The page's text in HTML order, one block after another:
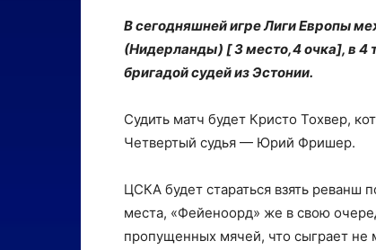
В сегодняшней игре Лиги Европы
(Нидерланды) [ 3 место,4 очка], в 4
бригадой судей из Эстонии.
Судить матч будет Кристо Тохвер,
Четвертый судья — Юрий Фришер.
ЦСКА будет стараться взять реванш
места, «Фейеноорд» же в свою
пропущенных мячей, что сыграет